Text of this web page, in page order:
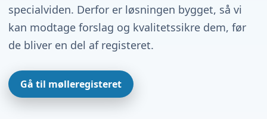
specialviden. Derfor er løsningen bygget, så vi
kan modtage forslag og kvalitetssikre dem, før
de bliver en del af registeret.
Gå til mølleregisteret